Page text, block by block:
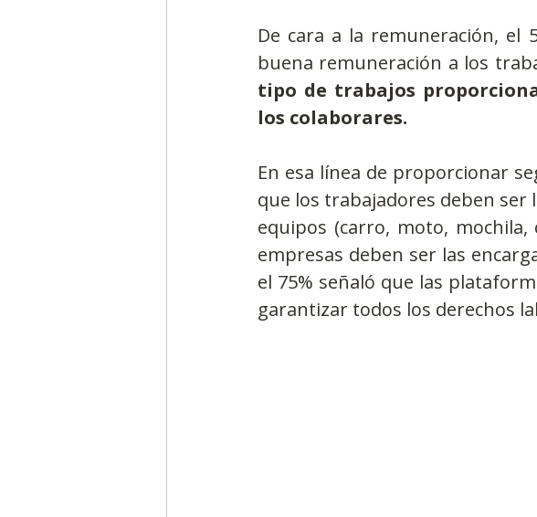
De cara a la remuneración, el
buena remuneración a los
tipo de trabajos
los colaborares.
En esa línea de proporcionar
que los trabajadores deben
equipos (carro, moto, mochila,
empresas deben ser las
el 75% señaló que las
garantizar todos los derechos